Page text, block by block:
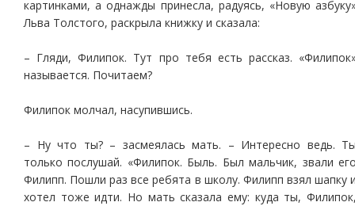
картинками, а однажды принесла, радуясь, «Новую
Льва Толстого, раскрыла книжку и сказала:
– Гляди, Филипок. Тут про тебя есть рассказ.
называется. Почитаем?
Филипок молчал, насупившись.
– Ну что ты? – засмеялась мать. – Интересно ведь.
только послушай. «Филипок. Быль. Был мальчик, звали
Филипп. Пошли раз все ребята в школу. Филипп взял шапку
хотел тоже идти. Но мать сказала ему: куда ты,